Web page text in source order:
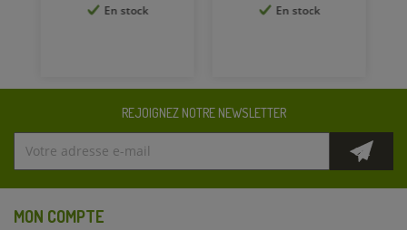
En stock En stock
REJOIGNEZ NOTRE NEWSLETTER
MON COMPTE